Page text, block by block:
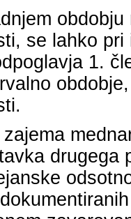
se lahko
1.
drugega